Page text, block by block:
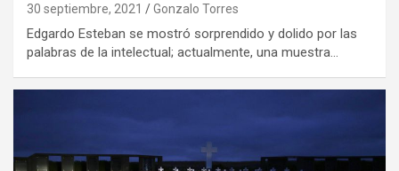
30 septiembre, 2021 Gonzalo Torres
Edgardo Esteban se mostró sorprendido y dolido por las
palabras de la intelectual; actualmente, una muestra…